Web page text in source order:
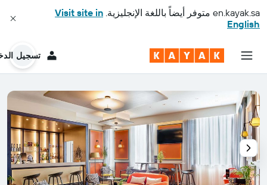
en.kayak.sa متوفر أيضاً باللغة الإنجليزية. Visit site in
English
تسجيل